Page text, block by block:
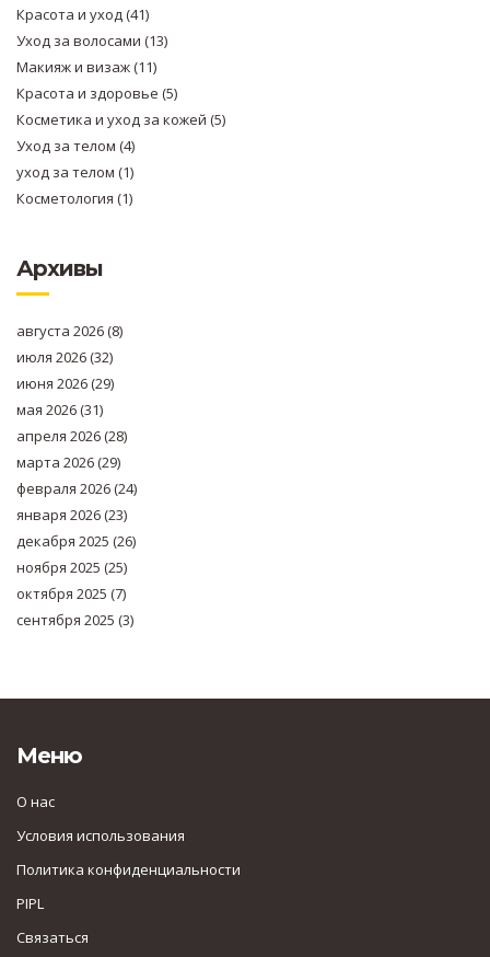
Красота и уход(41)
Уход за волосами (13)
Макияж и визаж(11)
Красота и здоровье (5)
Косметика и уход за кожей (5)
Уход за телом (4)
уход за телом (1)
Косметология (1)
Архивы
августа 2026(8)
июля 2026(32)
июня 2026(29)
мая 2026(31)
апреля 2026(28)
марта 2026(29)
февраля 2026(24)
января 2026(23)
декабря 2025 (26)
ноября 2025 (25)
октября 2025 (7)
сентября 2025 (3)
Меню
О нас
Условия использования
Политика конфиденциальности
PIPL
Связаться